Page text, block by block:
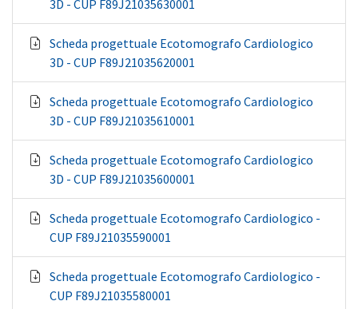
3D - CUP F89J21035630001
Scheda progettuale Ecotomografo Cardiologico
3D - CUP F89J21035620001
Scheda progettuale Ecotomografo Cardiologico
3D - CUP F89J21035610001
Scheda progettuale Ecotomografo Cardiologico
3D - CUP F89J21035600001
Scheda progettuale Ecotomografo Cardiologico -
CUP F89J21035590001
Scheda progettuale Ecotomografo Cardiologico -
CUP F89J21035580001